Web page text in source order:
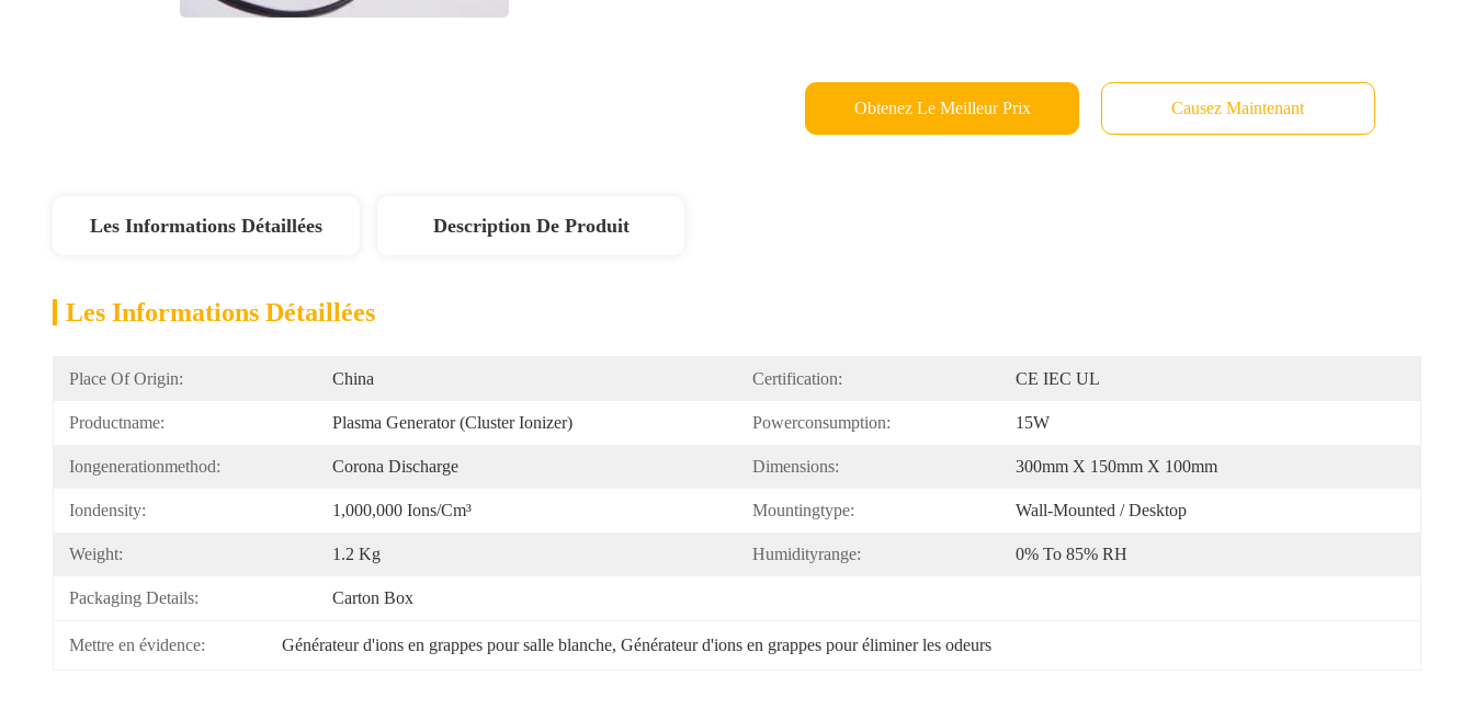
Obtenez Le Meilleur Prix Causez Maintenant
Les Informations Détaillées Description De Produit
Les Informations Détaillées
Place Of Origin: China Certification: CE IEC UL
Productname: Plasma Generator (Cluster Ionizer) Powerconsumption: 15W
Iongenerationmethod: Corona Discharge Dimensions: 300mm X 150mm X 100mm
Iondensity: 1,000,000 Ions/cm³ Mountingtype: Wall-Mounted / Desktop
Weight: 1.2 Kg Humidityrange: 0% To 85% RH
Packaging Details: Carton Box
Mettre en évidence: Générateur d'ions en grappes pour salle blanche, Générateur d'ions en grappes pour éliminer les odeurs